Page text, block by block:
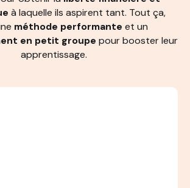
à laquelle ils aspirent tant. Tout ça,
méthode performante et un
en petit groupe pour booster leur
apprentissage.